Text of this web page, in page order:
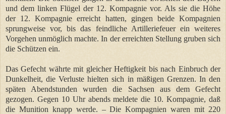
und dem linken Flügel der 12. Kompagnie vor. Als sie die Höhe
der 12. Kompagnie erreicht hatten, gingen beide Kompagnien
sprungweise vor, bis das feindliche Artilleriefeuer ein weiteres
Vorgehen unmöglich machte. In der erreichten Stellung gruben sich
die Schützen ein.
Das Gefecht währte mit gleicher Heftigkeit bis nach Einbruch der
Dunkelheit, die Verluste hielten sich in mäßigen Grenzen. In den
späten Abendstunden wurden die Sachsen aus dem Gefecht
gezogen. Gegen 10 Uhr abends meldete die 10. Kompagnie, daß
die Munition knapp werde. – Die Kompagnien waren mit 220